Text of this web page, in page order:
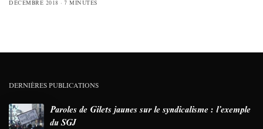
DÉCEMBRE 2018 7 MINUTES
DERNIÈRES PUBLICATIONS
Paroles de Gilets jaunes sur le syndicalisme : l’exemple
du SGJ